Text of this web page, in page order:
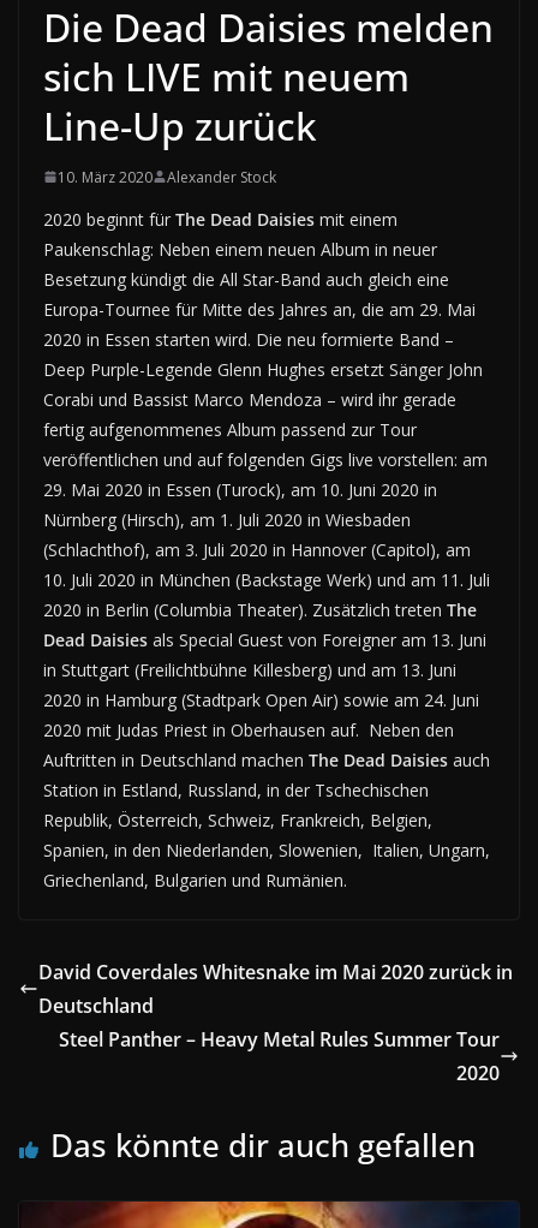
Die Dead Daisies melden
sich LIVE mit neuem
Line-Up zurück
10. März 2020 Alexander Stock
2020 beginnt für The Dead Daisies mit einem
Paukenschlag: Neben einem neuen Album in neuer
Besetzung kündigt die All Star-Band auch gleich eine
Europa-Tournee für Mitte des Jahres an, die am 29. Mai
2020 in Essen starten wird. Die neu formierte Band –
Deep Purple-Legende Glenn Hughes ersetzt Sänger John
Corabi und Bassist Marco Mendoza – wird ihr gerade
fertig aufgenommenes Album passend zur Tour
veröffentlichen und auf folgenden Gigs live vorstellen: am
29. Mai 2020 in Essen (Turock), am 10. Juni 2020 in
Nürnberg (Hirsch), am 1. Juli 2020 in Wiesbaden
(Schlachthof), am 3. Juli 2020 in Hannover (Capitol), am
10. Juli 2020 in München (Backstage Werk) und am 11. Juli
2020 in Berlin (Columbia Theater). Zusätzlich treten The
Dead Daisies als Special Guest von Foreigner am 13. Juni
in Stuttgart (Freilichtbühne Killesberg) und am 13. Juni
2020 in Hamburg (Stadtpark Open Air) sowie am 24. Juni
2020 mit Judas Priest in Oberhausen auf. Neben den
Auftritten in Deutschland machen The Dead Daisies auch
Station in Estland, Russland, in der Tschechischen
Republik, Österreich, Schweiz, Frankreich, Belgien,
Spanien, in den Niederlanden, Slowenien, Italien, Ungarn,
Griechenland, Bulgarien und Rumänien.
David Coverdales Whitesnake im Mai 2020 zurück in
Deutschland
Steel Panther – Heavy Metal Rules Summer Tour
2020
Das könnte dir auch gefallen